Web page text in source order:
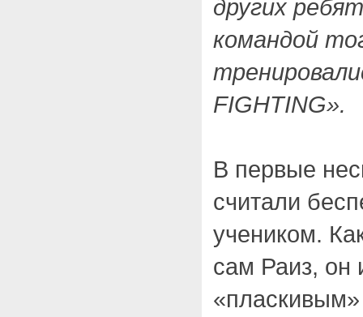
других
командой
FIGHTING».
В первые
считали
учеником.
сам Раиз, он